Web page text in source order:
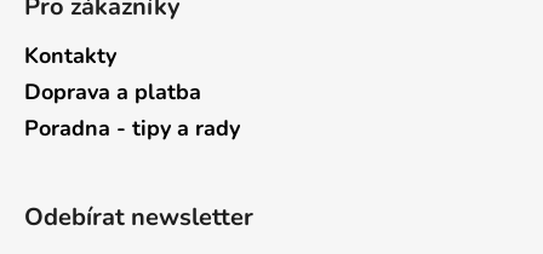
Pro zákazníky
Kontakty
Doprava a platba
Poradna - tipy a rady
Odebírat newsletter